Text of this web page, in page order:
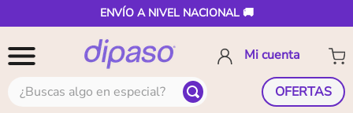
ENVÍO A NIVEL NACIONAL 🚚
¿Buscas algo en especial? OFERTAS